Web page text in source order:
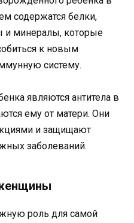
содержатся белки,
и минералы, которые
к новым
систему.
являются антитела в
ему от матери. Они
и защищают
заболеваний.
роль для самой